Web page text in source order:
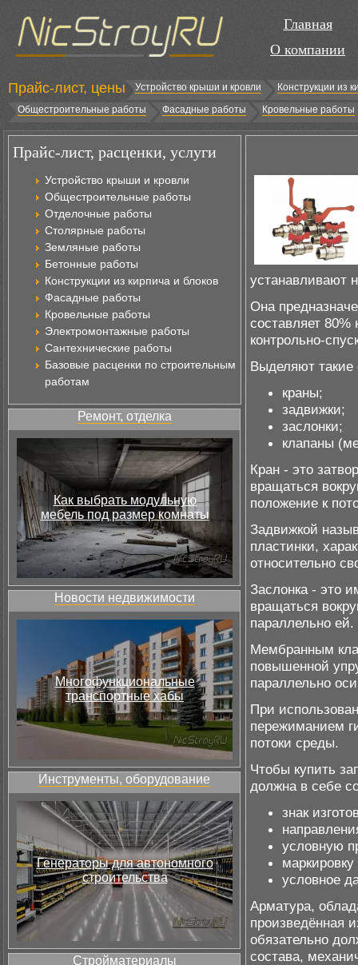
Главная
О компании
Прайс-лист, цены Устройство крыши и кровли
Конструкции из
Общестроительные работы
Фасадные работы Кровельные работы
Прайс-лист, расценки, услуги
Устройство крыши и кровли
Общестроительные работы
Отделочные работы
Столярные работы
Земляные работы
Бетонные работы
Конструкции из кирпича и блоков
Фасадные работы
Кровельные работы
Электромонтажные работы
Сантехнические работы
Базовые расценки по строительным
работам
Ремонт, отделка
Как выбрать модульную
мебель под размер комнаты
Новости недвижимости
Многофункциональные
транспортные хабы
Инструменты, оборудование
Генераторы для автономного
строительства
Стройматериалы
устанавливают
Она
составляет
контрольно-
Выделяют
краны;
задвижки;
заслонки;
клапаны
Кран - это
вращаться
положение к
Задвижкой
пластинки,
относительно
Заслонка - это
вращаться
параллельно ей.
Мембранным
повышенной
параллельно
При
пережиманием
потоки среды.
Чтобы купить
должна в себе
знак
условную
условное
Арматура,
произведённая
обязательно
состава,